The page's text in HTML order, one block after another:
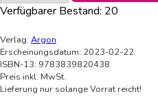
Verfügbarer Bestand: 20
Verlag: Argon
Erscheinungsdatum: 2023-02-22
ISBN-13: 9783839820438
Preis inkl. MwSt.
Lieferung nur solange Vorrat reicht!